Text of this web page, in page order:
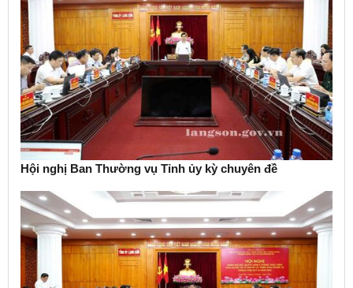
Hội nghị Ban Thường vụ Tỉnh ủy kỳ chuyên đề